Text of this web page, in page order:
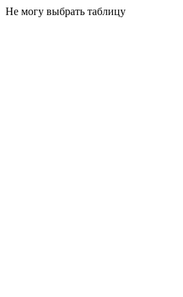
Не могу выбрать таблицу